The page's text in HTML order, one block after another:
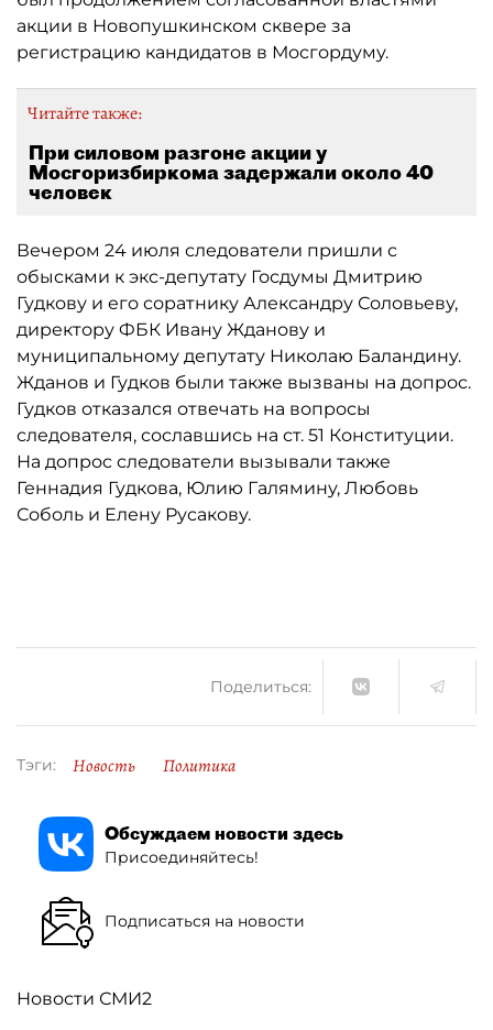
акции в Новопушкинском сквере за
регистрацию кандидатов в Мосгордуму.
Читайте также:
При силовом разгоне акции у
Мосгоризбиркома задержали около 40
человек
Вечером 24 июля следователи пришли с
обысками к экс-депутату Госдумы Дмитрию
Гудкову и его соратнику Александру Соловьеву,
директору ФБК Ивану Жданову и
муниципальному депутату Николаю Баландину.
Жданов и Гудков были также вызваны на допрос.
Гудков отказался отвечать на вопросы
следователя, сославшись на ст. 51 Конституции.
На допрос следователи вызывали также
Геннадия Гудкова, Юлию Галямину, Любовь
Соболь и Елену Русакову.
Поделиться:
Тэги: Новость Политика
Обсуждаем новости здесь
Присоединяйтесь!
Подписаться на новости
Новости СМИ2